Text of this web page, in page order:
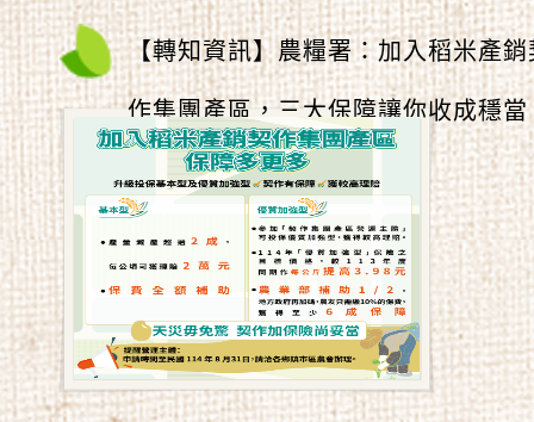
【轉知資訊】農糧署：加入稻米產銷
作集團產區，三大保障讓你收成穩當